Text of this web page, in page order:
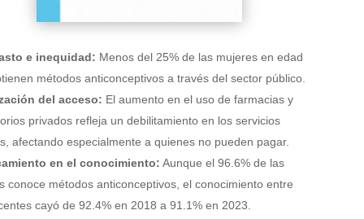
e inequidad: Menos del 25% de las mujeres en edad
métodos anticonceptivos a través del sector público.
del acceso: El aumento en el uso de farmacias y
privados refleja un debilitamiento en los servicios
afectando especialmente a quienes no pueden pagar.
en el conocimiento: Aunque el 96.6% de las
conoce métodos anticonceptivos, el conocimiento entre
cayó de 92.4% en 2018 a 91.1% en 2023.